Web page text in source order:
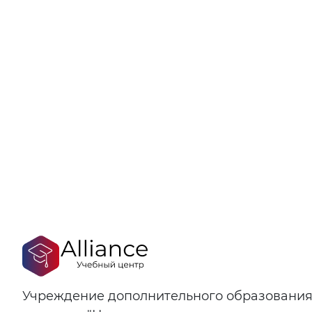
Учреждение дополнительного образования